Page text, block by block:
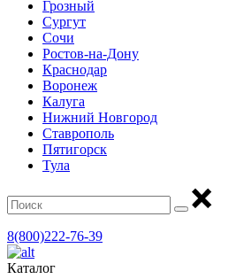
Грозный
Сургут
Сочи
Ростов-на-Дону
Краснодар
Воронеж
Калуга
Нижний Новгород
Ставрополь
Пятигорск
Тула
8(800)222-76-39
Каталог